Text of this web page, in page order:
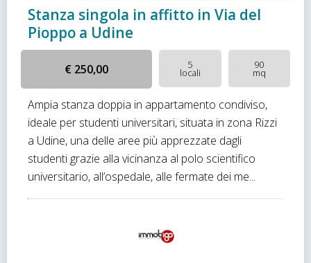
Stanza singola in affitto in Via del
Pioppo a Udine
€ 250,00 5
locali
90
mq
Ampia stanza doppia in appartamento condiviso,
ideale per studenti universitari, situata in zona Rizzi
a Udine, una delle aree più apprezzate dagli
studenti grazie alla vicinanza al polo scientifico
universitario, all’ospedale, alle fermate dei me...